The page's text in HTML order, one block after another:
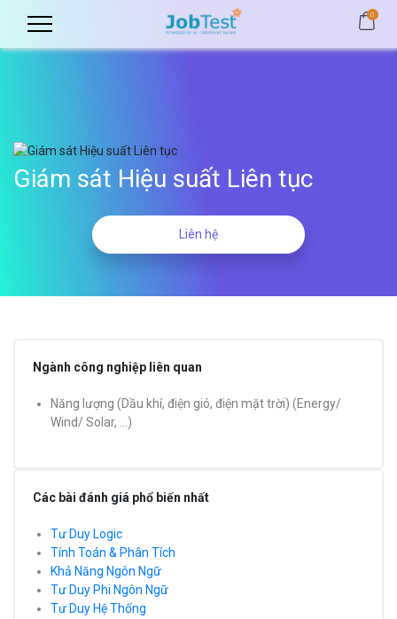
0
Giám sát Hiệu suất Liên tục
Liên hệ
Ngành công nghiệp liên quan
Năng lượng (Dầu khí, điện gió, điện mặt trời) (Energy/
Wind/ Solar, ...)
Các bài đánh giá phổ biến nhất
Tư Duy Logic
Tính Toán & Phân Tích
Khả Năng Ngôn Ngữ
Tư Duy Phi Ngôn Ngữ
Tư Duy Hệ Thống